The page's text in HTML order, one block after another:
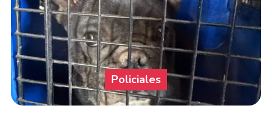
Policiales